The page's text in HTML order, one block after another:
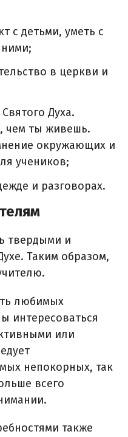
с детьми, уметь с
ними;
в церкви и
Духа.
чем ты живешь.
окружающих и
учеников;
и разговорах.
твердыми и
Таким образом,
любимых
интересоваться
или
непокорных, так
всего
также